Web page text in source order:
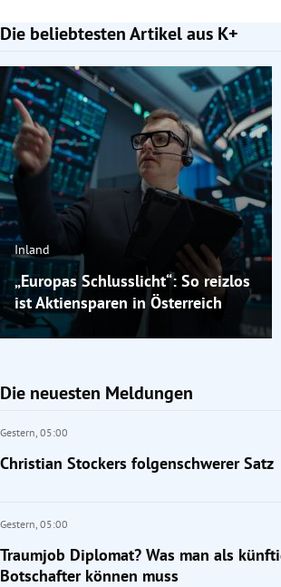
Die beliebtesten Artikel aus K+
Slide 1 von 7
Inland
„Europas Schlusslicht“: So reizlos
ist Aktiensparen in Österreich
Die neuesten Meldungen
Gestern, 05:00
Christian Stockers folgenschwerer Satz
Gestern, 05:00
Traumjob Diplomat? Was man als
Botschafter können muss